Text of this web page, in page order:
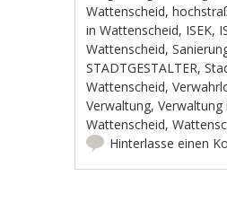
Wattenscheid,
in Wattenscheid, ISEK,
Wattenscheid,
STADTGESTALTER,
Wattenscheid,
Verwaltung,Verwaltung
Wattenscheid,
Hinterlasse einen